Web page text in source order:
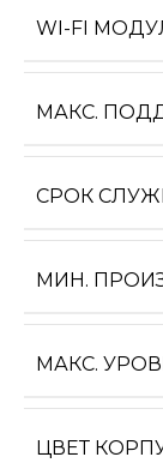
WI-FI
МАКС.
СРОК
МИН.
МАКС.
ЦВЕТ